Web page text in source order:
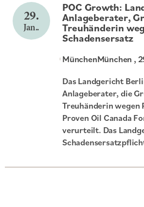
29.
Jan..
POC Growth:
Anlageberater,
Treuhänderin
Schadensersatz
MünchenMünchen ,
Das Landgericht
Anlageberater, die
Treuhänderin wegen
Proven Oil Canada
verurteilt. Das